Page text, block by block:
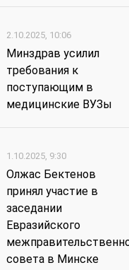
2.10.2025, 10:06
Минздрав усилил
требования к
поступающим в
медицинские ВУЗы
1.10.2025, 9:30
Олжас Бектенов
принял участие в
заседании
Евразийского
совета в Минске